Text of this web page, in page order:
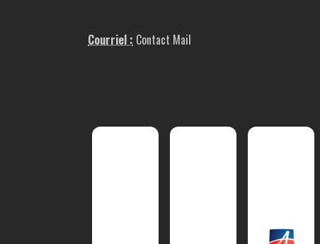
Courriel : Contact Mail